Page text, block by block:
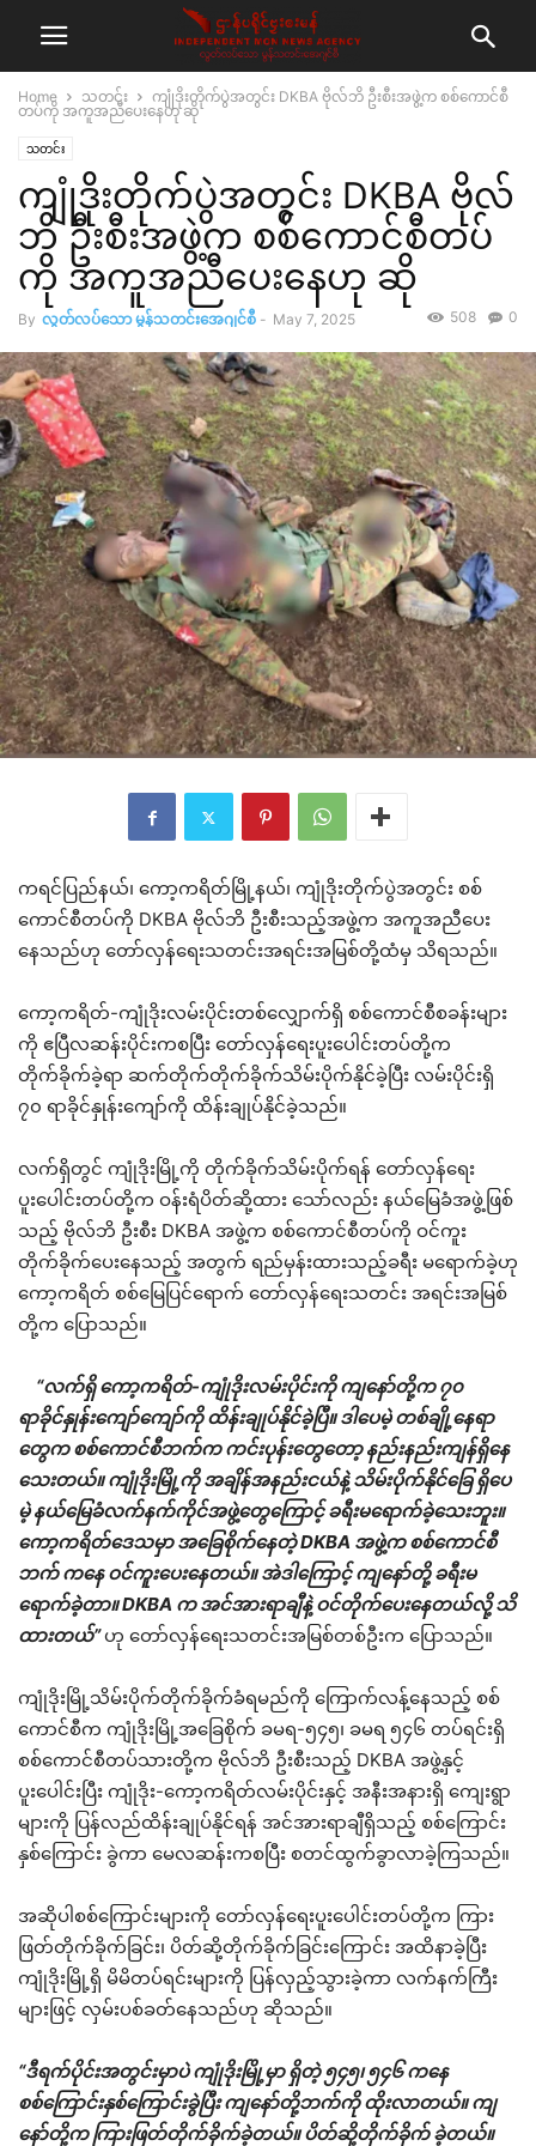
Home သတင်း
ကျုံဒိုးတိုက်ပွဲအတွင်း DKBA ဗိုလ်ဘိ ဦးစီးအဖွဲ့က စစ်ကောင်စီ
တပ်ကို အကူအညီပေးနေဟု ဆို
သတင်း
ကျုံဒိုးတိုက်ပွဲအတွင်း DKBA ဗိုလ်
ဘိ ဦးစီးအဖွဲ့က စစ်ကောင်စီတပ်
ကို အကူအညီပေးနေဟု ဆို
By လွတ်လပ်သော မွန်သတင်းအေဂျင်စီ - May 7, 2025 0
508
ကရင်ပြည်နယ်၊ ကော့ကရိတ်မြို့နယ်၊ ကျုံဒိုးတိုက်ပွဲအတွင်း စစ်
ကောင်စီတပ်ကို DKBA ဗိုလ်ဘိ ဦးစီးသည့်အဖွဲ့က အကူအညီပေး
နေသည်ဟု တော်လှန်ရေးသတင်းအရင်းအမြစ်တို့ထံမှ သိရသည်။
ကော့ကရိတ်-ကျုံဒိုးလမ်းပိုင်းတစ်လျှောက်ရှိ စစ်ကောင်စီစခန်းများ
ကို ဧပြီလဆန်းပိုင်းကစပြီး တော်လှန်ရေးပူးပေါင်းတပ်တို့က
တိုက်ခိုက်ခဲ့ရာ ဆက်တိုက်တိုက်ခိုက်သိမ်းပိုက်နိုင်ခဲ့ပြီး လမ်းပိုင်းရှိ
၇၀ ရာခိုင်နှုန်းကျော်ကို ထိန်းချုပ်နိုင်ခဲ့သည်။
လက်ရှိတွင် ကျုံဒိုးမြို့ကို တိုက်ခိုက်သိမ်းပိုက်ရန် တော်လှန်ရေး
ပူးပေါင်းတပ်တို့က ဝန်းရံပိတ်ဆို့ထား သော်လည်း နယ်မြေခံအဖွဲ့ဖြစ်
သည့် ဗိုလ်ဘိ ဦးစီး DKBA အဖွဲ့က စစ်ကောင်စီတပ်ကို ဝင်ကူး
တိုက်ခိုက်ပေးနေသည့် အတွက် ရည်မှန်းထားသည့်ခရီး မရောက်ခဲ့ဟု
ကော့ကရိတ် စစ်မြေပြင်ရောက် တော်လှန်ရေးသတင်း အရင်းအမြစ်
တို့က ပြောသည်။
“လက်ရှိ ကော့ကရိတ်-ကျုံဒိုးလမ်းပိုင်းကို ကျနော်တို့က ၇၀
ရာခိုင်နှုန်းကျော်ကျော်ကို ထိန်းချုပ်နိုင်ခဲ့ပြီ။ ဒါပေမဲ့ တစ်ချို့နေရာ
တွေက စစ်ကောင်စီဘက်က ကင်းပုန်းတွေတော့ နည်းနည်းကျန်ရှိနေ
သေးတယ်။ ကျုံဒိုးမြို့ကို အချိန်အနည်းငယ်နဲ့ သိမ်းပိုက်နိုင်ခြေ ရှိပေ
မဲ့ နယ်မြေခံလက်နက်ကိုင်အဖွဲ့တွေကြောင့် ခရီးမရောက်ခဲ့သေးဘူး။
ကော့ကရိတ်ဒေသမှာ အခြေစိုက်နေတဲ့ DKBA အဖွဲ့က စစ်ကောင်စီ
ဘက် ကနေ ဝင်ကူးပေးနေတယ်။ အဲဒါကြောင့် ကျနော်တို့ ခရီးမ
ရောက်ခဲ့တာ။ DKBA က အင်အားရာချီနဲ့ ဝင်တိုက်ပေးနေတယ်လို့ သိ
ထားတယ်”ဟု တော်လှန်ရေးသတင်းအမြစ်တစ်ဦးက ပြောသည်။
ကျုံဒိုးမြို့သိမ်းပိုက်တိုက်ခိုက်ခံရမည်ကို ကြောက်လန့်နေသည့် စစ်
ကောင်စီက ကျုံဒိုးမြို့အခြေစိုက် ခမရ-၅၄၅၊ ခမရ ၅၄၆ တပ်ရင်းရှိ
စစ်ကောင်စီတပ်သားတို့က ဗိုလ်ဘိ ဦးစီးသည့် DKBA အဖွဲ့နှင့်
ပူးပေါင်းပြီး ကျုံဒိုး-ကော့ကရိတ်လမ်းပိုင်းနှင့် အနီးအနားရှိ ကျေးရွာ
များကို ပြန်လည်ထိန်းချုပ်နိုင်ရန် အင်အားရာချီရှိသည့် စစ်ကြောင်း
နှစ်ကြောင်း ခွဲကာ မေလဆန်းကစပြီး စတင်ထွက်ခွာလာခဲ့ကြသည်။
အဆိုပါစစ်ကြောင်းများကို တော်လှန်ရေးပူးပေါင်းတပ်တို့က ကြား
ဖြတ်တိုက်ခိုက်ခြင်း၊ ပိတ်ဆို့တိုက်ခိုက်ခြင်းကြောင်း အထိနာခဲ့ပြီး
ကျုံဒိုးမြို့ရှိ မိမိတပ်ရင်းများကို ပြန်လှည့်သွားခဲ့ကာ လက်နက်ကြီး
များဖြင့် လှမ်းပစ်ခတ်နေသည်ဟု ဆိုသည်။
“ဒီရက်ပိုင်းအတွင်းမှာပဲ ကျုံဒိုးမြို့မှာ ရှိတဲ့ ၅၄၅၊ ၅၄၆ ကနေ
စစ်ကြောင်းနှစ်ကြောင်းခွဲပြီး ကျနော်တို့ဘက်ကို ထိုးလာတယ်။ ကျ
နော်တို့က ကြားဖြတ်တိုက်ခိုက်ခဲ့တယ်။ ပိတ်ဆို့တိုက်ခိုက် ခဲ့တယ်။